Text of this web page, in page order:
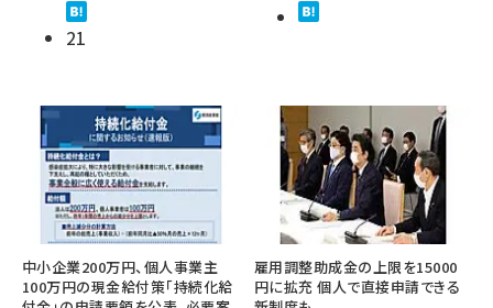
21
中小企業200万円、個人事業主
100万円の現金給付策「持続化給
雇用調整助成金の上限を15000
円に拡充 個人で直接申請できる